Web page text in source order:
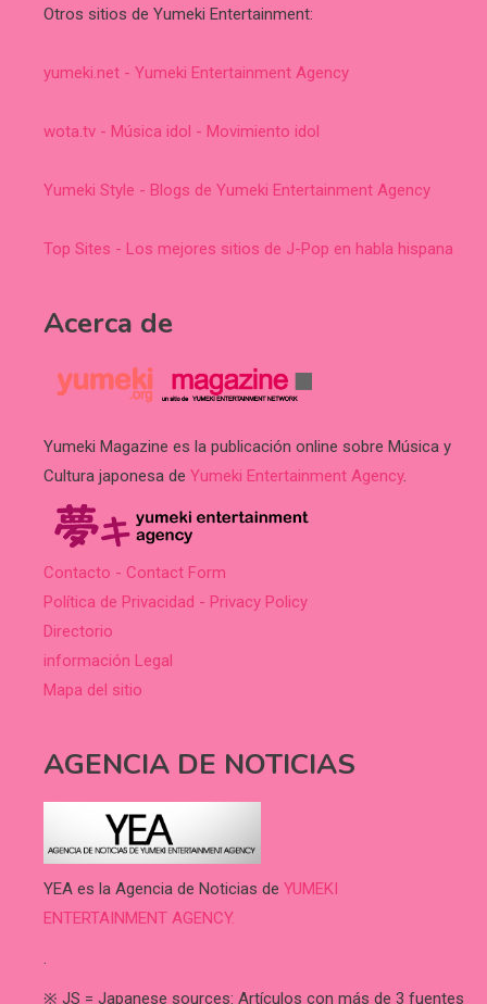
Otros sitios de Yumeki Entertainment:
yumeki.net - Yumeki Entertainment Agency
wota.tv - Música idol - Movimiento idol
Yumeki Style - Blogs de Yumeki Entertainment Agency
Top Sites - Los mejores sitios de J-Pop en habla hispana
Acerca de
Yumeki Magazine es la publicación online sobre Música y
Cultura japonesa de Yumeki Entertainment Agency.
Contacto - Contact Form
Política de Privacidad - Privacy Policy
Directorio
información Legal
Mapa del sitio
AGENCIA DE NOTICIAS
YEA es la Agencia de Noticias de YUMEKI
ENTERTAINMENT AGENCY.
.
※ JS = Japanese sources: Artículos con más de 3 fuentes